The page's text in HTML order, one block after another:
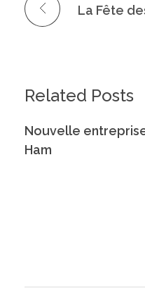
La Fête
Related Posts
Nouvelle
Ham